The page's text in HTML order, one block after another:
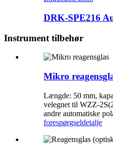
DRK-SPE216
Instrument tilbehør
Mikro
Længde: 50 mm,
velegnet til WZZ-
andre automatiske
forespørgseldetalje